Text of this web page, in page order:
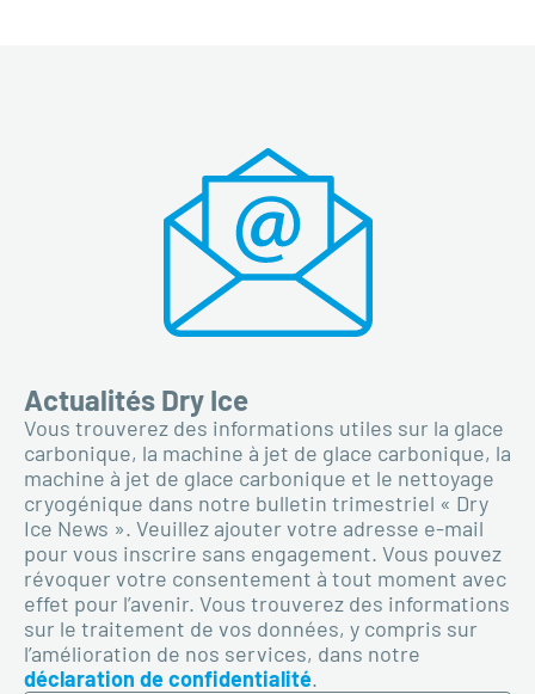
Actualités Dry Ice
Vous trouverez des informations utiles sur la glace
carbonique, la machine à jet de glace carbonique, la
machine à jet de glace carbonique et le nettoyage
cryogénique dans notre bulletin trimestriel « Dry
Ice News ». Veuillez ajouter votre adresse e-mail
pour vous inscrire sans engagement. Vous pouvez
révoquer votre consentement à tout moment avec
effet pour l’avenir. Vous trouverez des informations
sur le traitement de vos données, y compris sur
l’amélioration de nos services, dans notre
déclaration de confidentialité.